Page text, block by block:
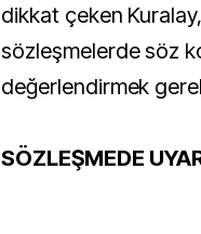
dikkat çeken
sözleşmelerde söz
değerlendirmek
SÖZLEŞMEDE